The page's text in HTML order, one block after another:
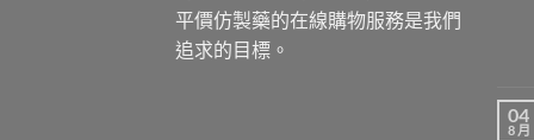
平價仿製藥的在線購物服務是我們
追求的目標。
04
8 月